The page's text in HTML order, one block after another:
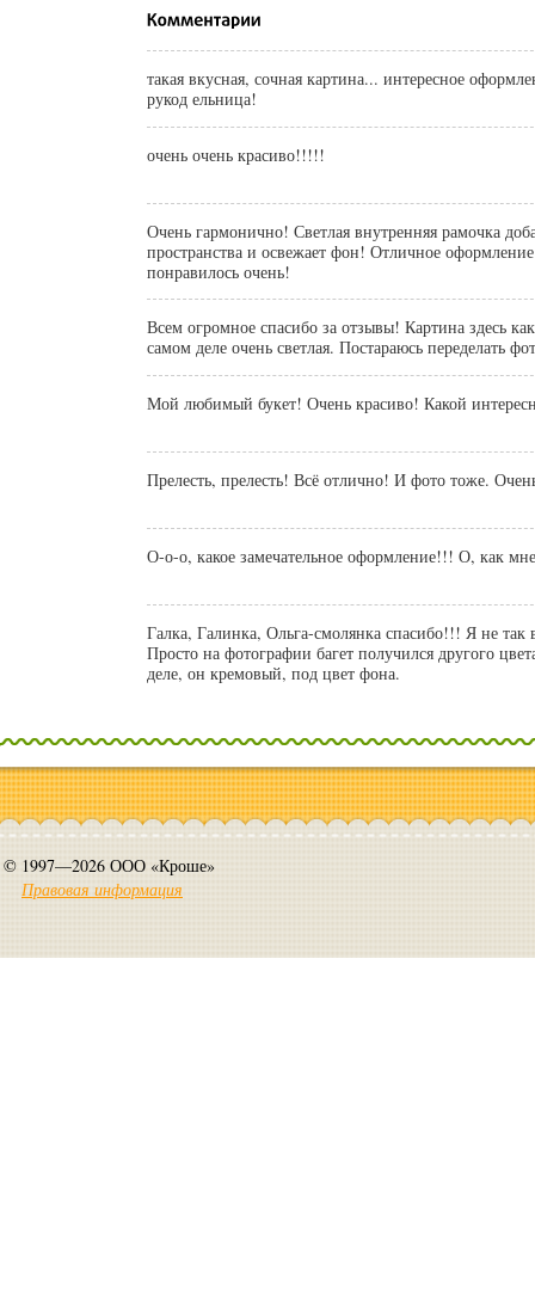
такая вкусная, сочная картина... интересное
рукод ельница!
очень очень красиво!!!!!
Очень гармонично! Светлая внутренняя рамочка
пространства и освежает фон! Отличное
понравилось очень!
Всем огромное спасибо за отзывы! Картина здесь
самом деле очень светлая. Постараюсь переделать
Мой любимый букет! Очень красиво! Какой
Прелесть, прелесть! Всё отлично! И фото тоже.
О-о-о, какое замечательное оформление!!! О, как
Галка, Галинка, Ольга-смолянка спасибо!!! Я не так
Просто на фотографии багет получился другого
деле, он кремовый, под цвет фона.
© 1997—2026 ООО «Кроше»
Правовая информация